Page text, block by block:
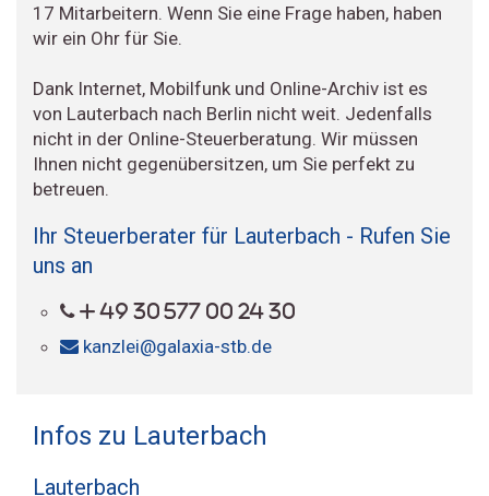
17 Mitarbeitern. Wenn Sie eine Frage haben, haben
wir ein Ohr für Sie.
Dank Internet, Mobilfunk und Online-Archiv ist es
von Lauterbach nach Berlin nicht weit. Jedenfalls
nicht in der Online-Steuerberatung. Wir müssen
Ihnen nicht gegenübersitzen, um Sie perfekt zu
betreuen.
Ihr Steuerberater für Lauterbach - Rufen Sie
uns an
+ 49 30 577 00 24 30
kanzlei@galaxia-stb.de
Infos zu Lauterbach
Lauterbach